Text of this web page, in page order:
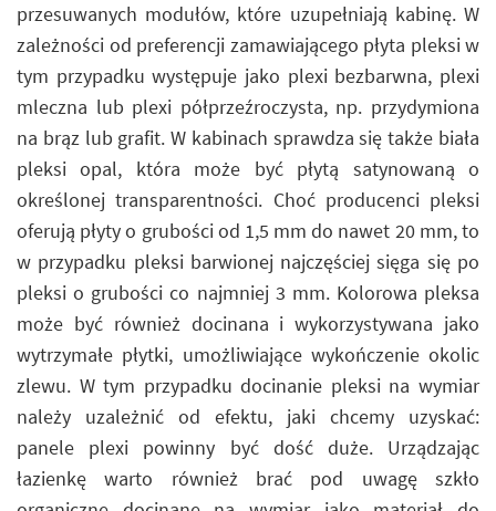
przesuwanych modułów, które uzupełniają kabinę. W
zależności od preferencji zamawiającego płyta pleksi w
tym przypadku występuje jako plexi bezbarwna, plexi
mleczna lub plexi półprzeźroczysta, np. przydymiona
na brąz lub grafit. W kabinach sprawdza się także biała
pleksi opal, która może być płytą satynowaną o
określonej transparentności. Choć producenci pleksi
oferują płyty o grubości od 1,5 mm do nawet 20 mm, to
w przypadku pleksi barwionej najczęściej sięga się po
pleksi o grubości co najmniej 3 mm. Kolorowa pleksa
może być również docinana i wykorzystywana jako
wytrzymałe płytki, umożliwiające wykończenie okolic
zlewu. W tym przypadku docinanie pleksi na wymiar
należy uzależnić od efektu, jaki chcemy uzyskać:
panele plexi powinny być dość duże. Urządzając
łazienkę warto również brać pod uwagę szkło